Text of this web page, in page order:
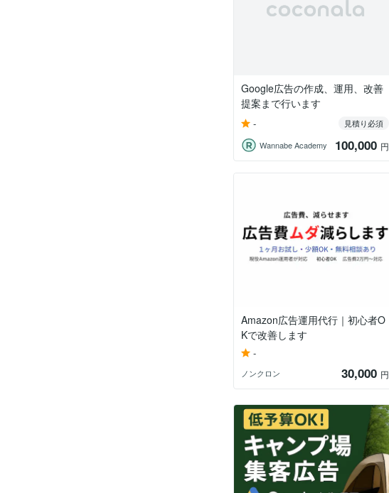
Google広告の作成、運用、改善
提案まで行います
-
見積り必須
Wannabe Academy
100,000 円
Amazon広告運用代行｜初心者O
Kで改善します
-
ノンクロン 30,000 円